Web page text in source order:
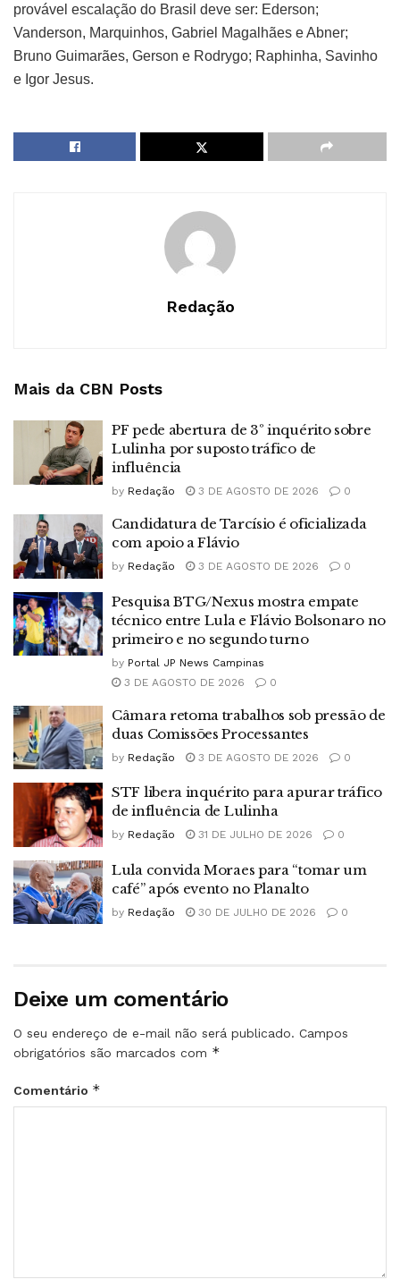
provável escalação do Brasil deve ser: Ederson;
Vanderson, Marquinhos, Gabriel Magalhães e Abner;
Bruno Guimarães, Gerson e Rodrygo; Raphinha, Savinho
e Igor Jesus.
Redação
Mais da CBN Posts
PF pede abertura de 3º inquérito sobre
Lulinha por suposto tráfico de
influência
by Redação 3 DE AGOSTO DE 2026 0
Candidatura de Tarcísio é oficializada
com apoio a Flávio
by Redação 3 DE AGOSTO DE 2026 0
Pesquisa BTG/Nexus mostra empate
técnico entre Lula e Flávio Bolsonaro no
primeiro e no segundo turno
by Portal JP News Campinas
3 DE AGOSTO DE 2026
0
Câmara retoma trabalhos sob pressão de
duas Comissões Processantes
by Redação 3 DE AGOSTO DE 2026 0
STF libera inquérito para apurar tráfico
de influência de Lulinha
by Redação 31 DE JULHO DE 2026 0
Lula convida Moraes para “tomar um
café” após evento no Planalto
by Redação 30 DE JULHO DE 2026 0
Deixe um comentário
O seu endereço de e-mail não será publicado. Campos
obrigatórios são marcados com *
Comentário *